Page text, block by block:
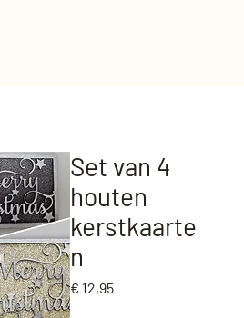
Set van 4
houten
kerstkaarte
n
€ 12,95Prijs